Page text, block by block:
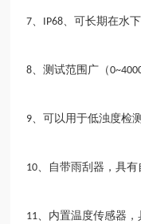
7 IP68 、可长期在水下
8 、测试范围广（
9 、可以用于低浊度检
10 、自带雨刮器，具有
11 、内置温度传感器